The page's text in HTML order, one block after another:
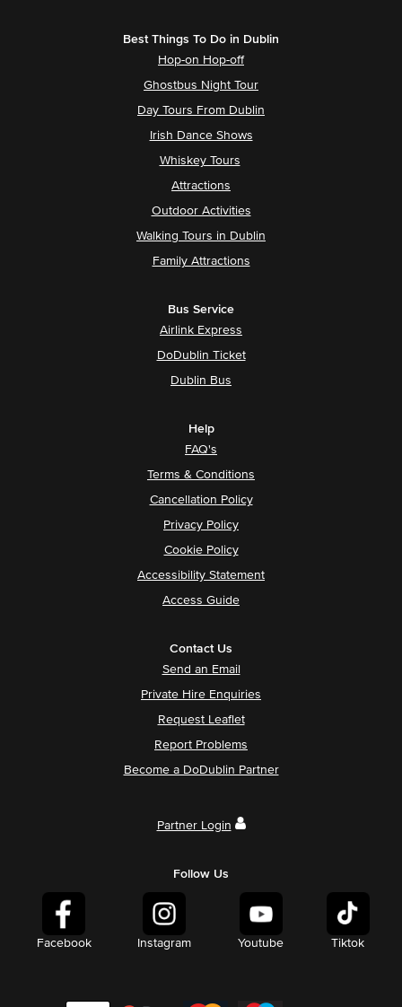
Best Things To Do in Dublin
Hop-on Hop-off
Ghostbus Night Tour
Day Tours From Dublin
Irish Dance Shows
Whiskey Tours
Attractions
Outdoor Activities
Walking Tours in Dublin
Family Attractions
Bus Service
Airlink Express
DoDublin Ticket
Dublin Bus
Help
FAQ's
Terms & Conditions
Cancellation Policy
Privacy Policy
Cookie Policy
Accessibility Statement
Access Guide
Contact Us
Send an Email
Private Hire Enquiries
Request Leaflet
Report Problems
Become a DoDublin Partner
Partner Login
Follow Us
Facebook Instagram Youtube Tiktok